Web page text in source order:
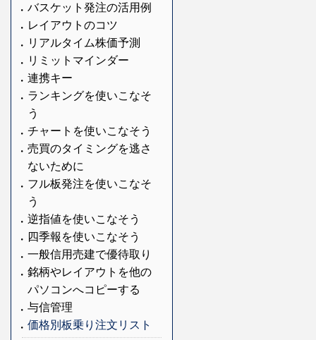
バスケット発注の活用例
レイアウトのコツ
リアルタイム株価予測
リミットマインダー
連携キー
ランキングを使いこなそ
う
チャートを使いこなそう
売買のタイミングを逃さ
ないために
フル板発注を使いこなそ
う
逆指値を使いこなそう
四季報を使いこなそう
一般信用売建で優待取り
銘柄やレイアウトを他の
パソコンへコピーする
与信管理
価格別板乗り注文リスト